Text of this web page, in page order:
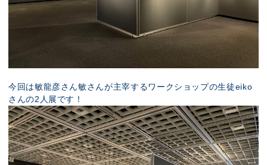
今回は敏龍彦さん敏さんが主宰するワークショップの生徒eiko
さんの2人展です！